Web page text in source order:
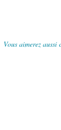
Vous aimerez